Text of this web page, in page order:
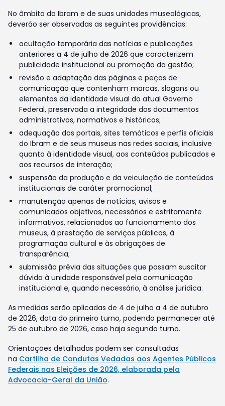
No âmbito do Ibram e de suas unidades museológicas,
deverão ser observadas as seguintes providências:
ocultação temporária das notícias e publicações
anteriores a 4 de julho de 2026 que caracterizem
publicidade institucional ou promoção da gestão;
revisão e adaptação das páginas e peças de
comunicação que contenham marcas, slogans ou
elementos da identidade visual do atual Governo
Federal, preservada a integridade dos documentos
administrativos, normativos e históricos;
adequação dos portais, sites temáticos e perfis oficiais
do Ibram e de seus museus nas redes sociais, inclusive
quanto à identidade visual, aos conteúdos publicados e
aos recursos de interação;
suspensão da produção e da veiculação de conteúdos
institucionais de caráter promocional;
manutenção apenas de notícias, avisos e
comunicados objetivos, necessários e estritamente
informativos, relacionados ao funcionamento dos
museus, à prestação de serviços públicos, à
programação cultural e às obrigações de
transparência;
submissão prévia das situações que possam suscitar
dúvida à unidade responsável pela comunicação
institucional e, quando necessário, à análise jurídica.
As medidas serão aplicadas de 4 de julho a 4 de outubro
de 2026, data do primeiro turno, podendo permanecer até
25 de outubro de 2026, caso haja segundo turno.
Orientações detalhadas podem ser consultadas
na Cartilha de Condutas Vedadas aos Agentes Públicos
Federais nas Eleições de 2026, elaborada pela
Advocacia-Geral da União.